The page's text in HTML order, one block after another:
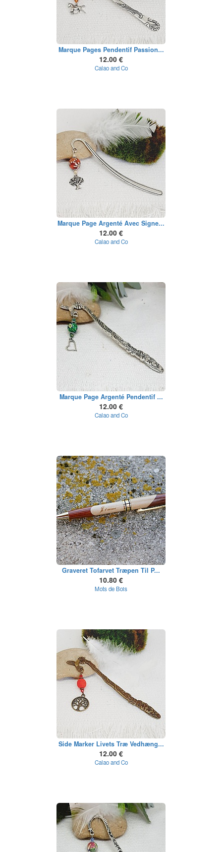
Marque Pages Pendentif Passion...
12.00 €
Calao and Co
Marque Page Argenté Avec Signe...
12.00 €
Calao and Co
Marque Page Argenté Pendentif ...
12.00 €
Calao and Co
Graveret Tofarvet Træpen Til P...
10.80 €
Mots de Bois
Side Marker Livets Træ Vedhæng...
12.00 €
Calao and Co